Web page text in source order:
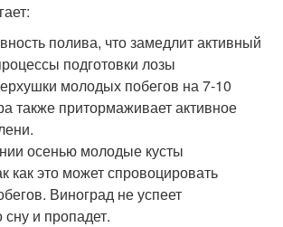
полива, что замедлит активный
подготовки лозы
молодых побегов на 7-10
также притормаживает активное
осенью молодые кусты
как это может спровоцировать
Виноград не успеет
сну и пропадет.